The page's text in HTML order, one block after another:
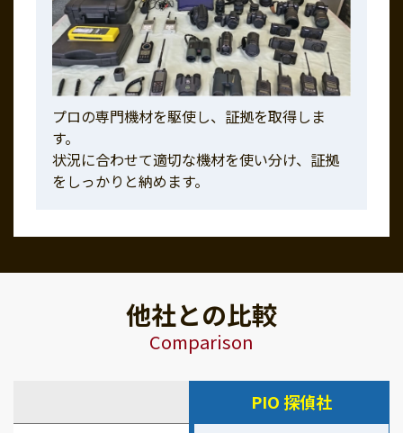
プロの専門機材を駆使し、証拠を取得しま
す。
状況に合わせて適切な機材を使い分け、証拠
をしっかりと納めます。
他社との比較
Comparison
PIO 探偵社